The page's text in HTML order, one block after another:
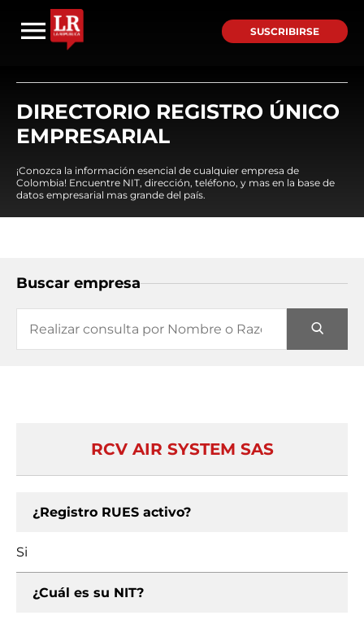
SUSCRIBIRSE
DIRECTORIO REGISTRO ÚNICO
EMPRESARIAL
¡Conozca la información esencial de cualquier empresa de
Colombia! Encuentre NIT, dirección, teléfono, y mas en la base de
datos empresarial mas grande del país.
Buscar empresa
RCV AIR SYSTEM SAS
¿Registro RUES activo?
Si
¿Cuál es su NIT?